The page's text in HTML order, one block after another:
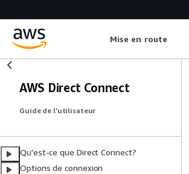
Mise en route
AWS Direct Connect
Guide de l’utilisateur
Qu'est-ce que Direct Connect?
Options de connexion